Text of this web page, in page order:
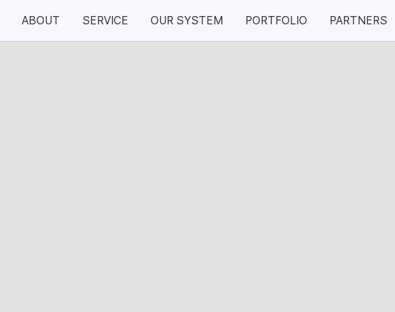
ABOUT SERVICE OUR SYSTEM PORTFOLIO PARTNERS